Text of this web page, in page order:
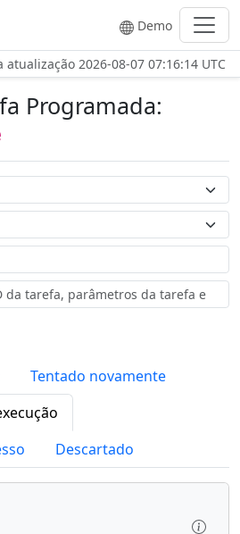
Demo
atualização 2026-08-07 07:16:14 UTC
Programada:
Tentado novamente
Descartado